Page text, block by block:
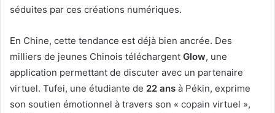
séduites par ces créations numériques.
En Chine, cette tendance est déjà bien ancrée. Des
milliers de jeunes Chinois téléchargent Glow, une
application permettant de discuter avec un partenaire
virtuel. Tufei, une étudiante de 22 ans à Pékin, exprime
son soutien émotionnel à travers son « copain virtuel »,